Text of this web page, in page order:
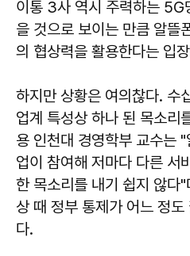
이통 3사 역시 주력하는 5G
을 것으로 보이는 만큼 알뜰
의 협상력을 활용한다는 입
하지만 상황은 여의찮다. 수
업계 특성상 하나 된 목소리
용 인천대 경영학부 교수는 "
업이 참여해 저마다 다른 서
한 목소리를 내기 쉽지 않다
상 때 정부 통제가 어느 정
다.